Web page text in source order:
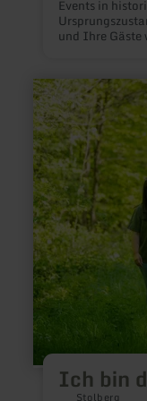
Events in
und Ihre Gäste
Ich bin
Stolberg
mehr
erfahren
zu:
Ich
bin
der
Galmeizwerg